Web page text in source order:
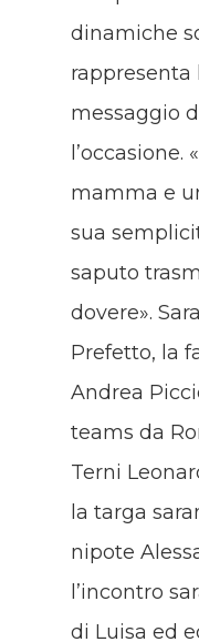
dinamiche
rappresenta
messaggio
mamma e
sua
saputo
dovere».
Prefetto, la
Andrea
teams da
Terni
la targa
nipote
l’incontro
di Luisa ed